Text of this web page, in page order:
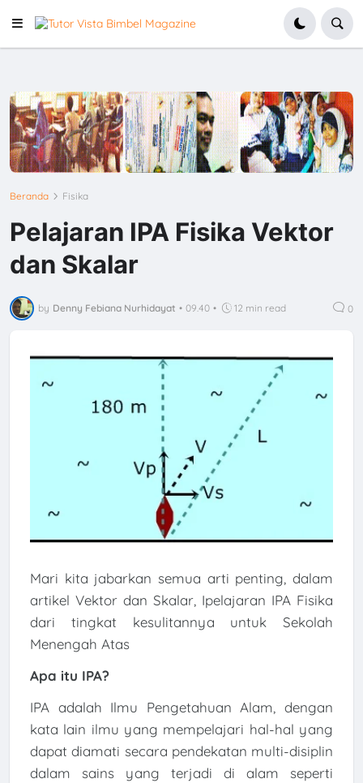
Beranda Fisika
Pelajaran IPA Fisika Vektor
dan Skalar
by Denny Febiana Nurhidayat • 09.40 • 12 min read 0
Mari kita jabarkan semua arti penting, dalam
artikel Vektor dan Skalar, Ipelajaran IPA Fisika
dari tingkat kesulitannya untuk Sekolah
Menengah Atas
Apa itu IPA?
IPA adalah Ilmu Pengetahuan Alam, dengan
kata lain ilmu yang mempelajari hal-hal yang
dapat diamati secara pendekatan multi-disiplin
dalam sains yang terjadi di alam seperti